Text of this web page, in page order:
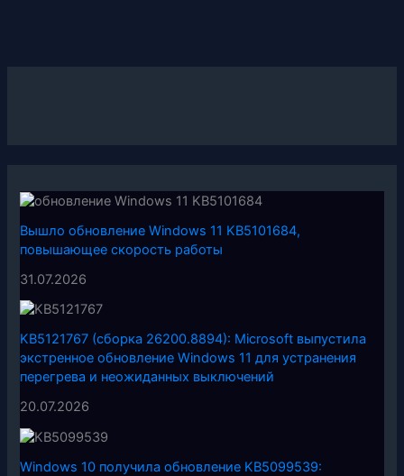
Вышло обновление Windows 11 KB5101684,
повышающее скорость работы
31.07.2026
KB5121767 (сборка 26200.8894): Microsoft выпустила
экстренное обновление Windows 11 для устранения
перегрева и неожиданных выключений
20.07.2026
Windows 10 получила обновление KB5099539: